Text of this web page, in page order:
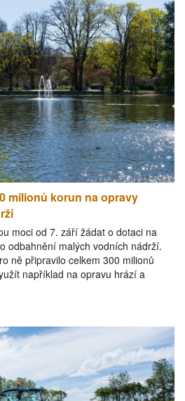
milionů korun na opravy
moci od 7. září žádat o dotaci na
odbahnění malých vodních nádrží.
ně připravilo celkem 300 milionů
například na opravu hrází a